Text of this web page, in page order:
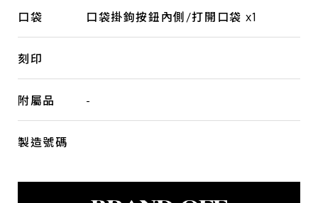
口袋 口袋掛鉤按鈕內側/打開口袋 x1
刻印
附屬品 -
製造號碼